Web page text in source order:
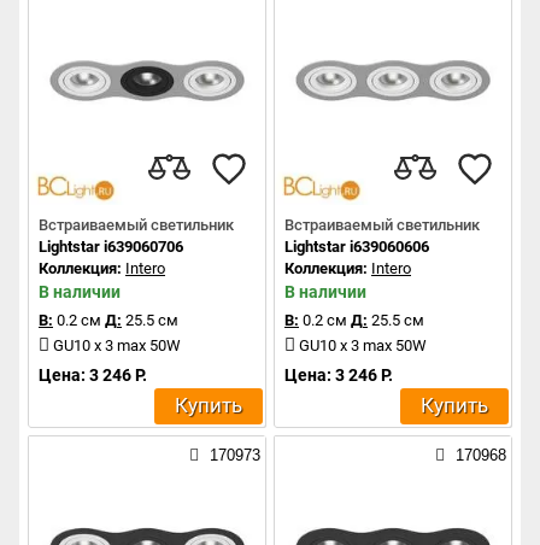
Встраиваемый светильник
Lightstar i639060706
Коллекция: Intero
В наличии
В: 0.2 см Д: 25.5 см
GU10 x 3 max 50W
Цена: 3 246 Р.
Купить
Встраиваемый светильник
Lightstar i639060606
Коллекция: Intero
В наличии
В: 0.2 см Д: 25.5 см
GU10 x 3 max 50W
Цена: 3 246 Р.
Купить
170973 170968